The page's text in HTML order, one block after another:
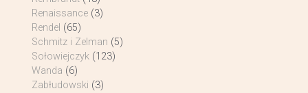
Renaissance (3)
Rendel (65)
Schmitz i Zelman (5)
Sołowiejczyk (123)
Wanda (6)
Zabłudowski (3)